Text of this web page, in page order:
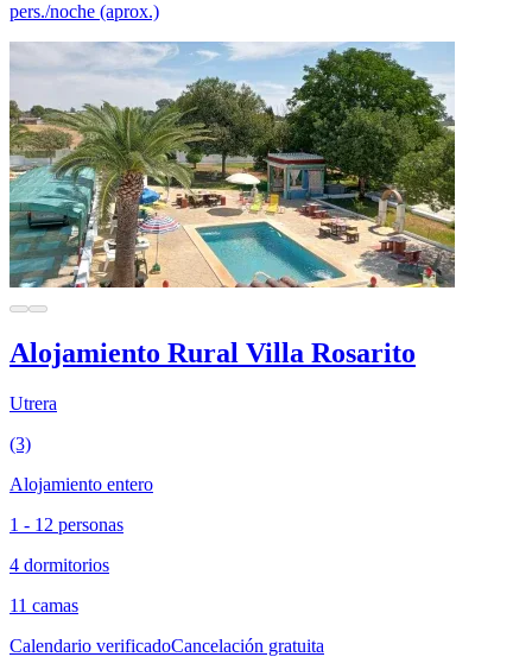
pers./noche (aprox.)
Alojamiento Rural Villa Rosarito
Utrera
(3)
Alojamiento entero
1 - 12 personas
4 dormitorios
11 camas
Calendario verificadoCancelación gratuita